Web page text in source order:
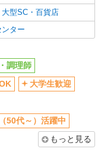
型SC・百貨店
ンター
調理師
大学生歓迎
50代～）活躍中
もっと見る